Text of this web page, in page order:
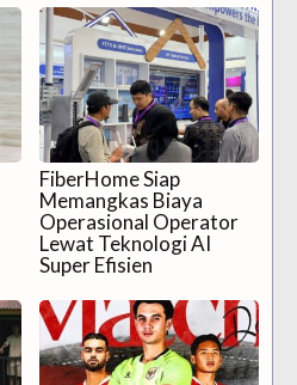
FiberHome Siap
Memangkas Biaya
Operasional Operator
Lewat Teknologi AI
Super Efisien